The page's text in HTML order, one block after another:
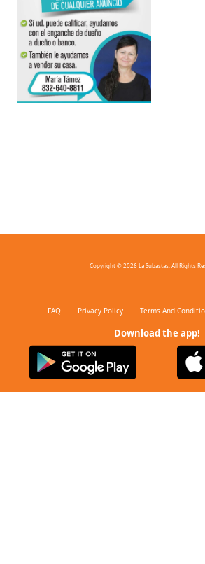
Copyright © 2026 La Subastas. All Rights
FAQ Privacy Policy Terms And
Download the app!